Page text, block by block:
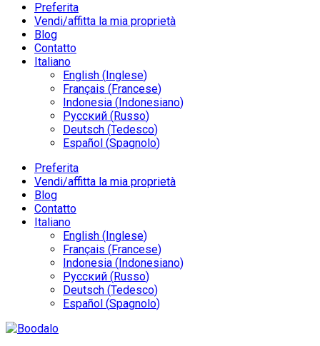
Preferita
Vendi/affitta la mia proprietà
Blog
Contatto
Italiano
English (Inglese)
Français (Francese)
Indonesia (Indonesiano)
Русский (Russo)
Deutsch (Tedesco)
Español (Spagnolo)
Preferita
Vendi/affitta la mia proprietà
Blog
Contatto
Italiano
English (Inglese)
Français (Francese)
Indonesia (Indonesiano)
Русский (Russo)
Deutsch (Tedesco)
Español (Spagnolo)